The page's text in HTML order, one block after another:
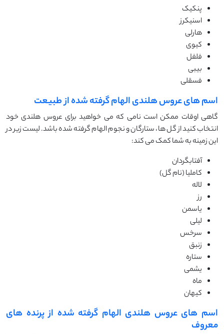
پنکیک
اسنیکرز
هارلی
کیوی
فلفل
بیبی
فسقلی
اسم های عروس هلندی الهام گرفته شده از طبیعت
گاهی اوقات ممکن است نامی که می خواهید برای عروس هلندی خود
انتخاب کنید از گل ها، ستارگان و نجوم الهام گرفته شده باشد. لیست زیر در
این زمینه به شما کمک می کند:
آفتابگردان
کاملیا (نام گل)
لاله
رز
یاسمن
لیلی
سرخس
زنبق
ستاره
یشمی
ماه
کیهان
اسم های عروس هلندی الهام گرفته شده از پرنده های
معروف